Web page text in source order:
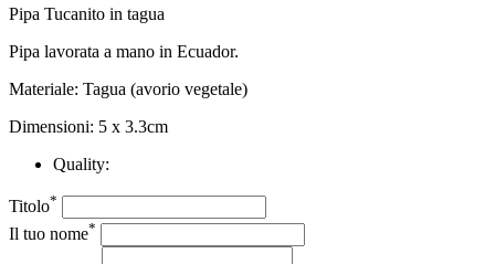
Pipa Tucanito in tagua
Pipa lavorata a mano in Ecuador.
Materiale: Tagua (avorio vegetale)
Dimensioni: 5 x 3.3cm
Quality:
Titolo*
Il tuo nome*